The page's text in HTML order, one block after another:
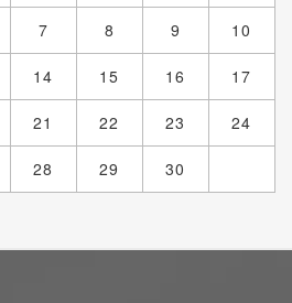
7 8 9 10
14 15 16 17
21 22 23 24
28 29 30